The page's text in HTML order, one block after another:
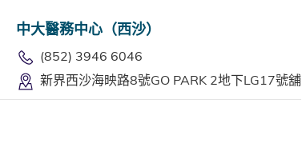
中大醫務中心（西沙）
(852) 3946 6046
新界西沙海映路8號GO PARK 2地下LG17號舖